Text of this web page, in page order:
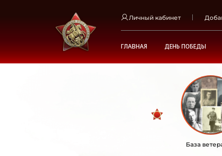
Личный кабинет
ГЛАВНАЯ ДЕНЬ ПОБЕДЫ
База